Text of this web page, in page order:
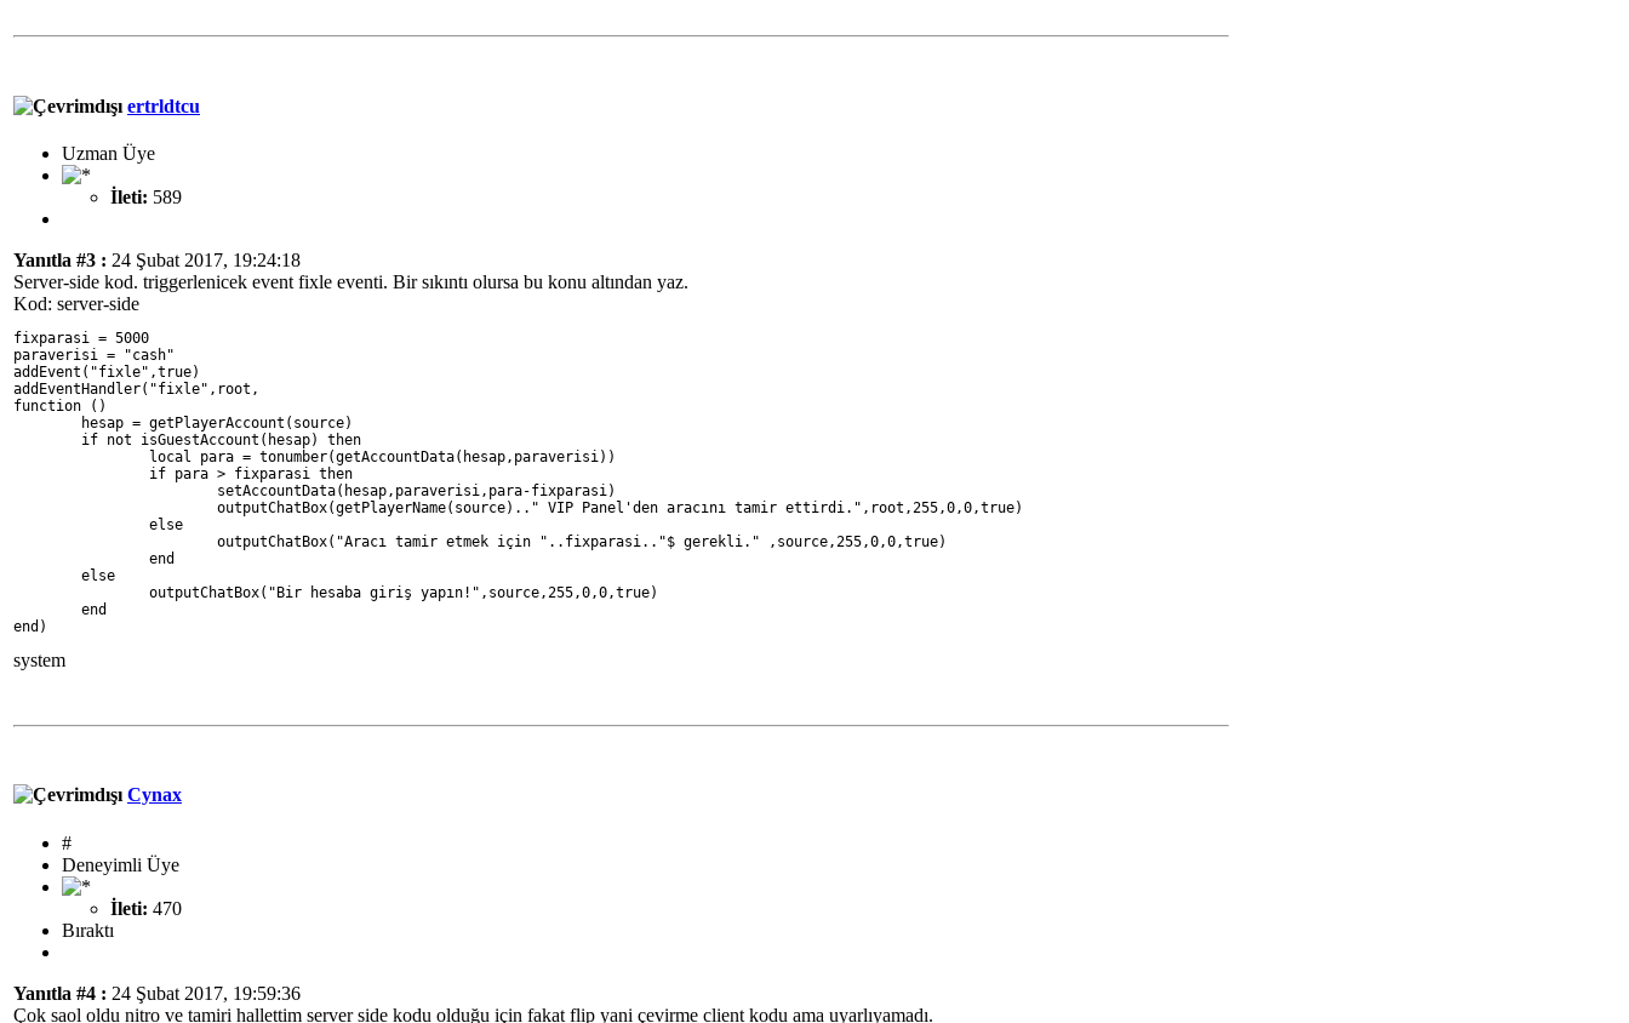
ertrldtcu
Uzman Üye
İleti: 589
Yanıtla #3 : 24 Şubat 2017, 19:24:18
Server-side kod. triggerlenicek event fixle eventi. Bir sıkıntı olursa bu konu altından yaz.
Kod: server-side
fixparasi = 5000
paraverisi = "cash"
addEvent("fixle",true)
addEventHandler("fixle",root,
function ()
	hesap = getPlayerAccount(source)
	if not isGuestAccount(hesap) then
		local para = tonumber(getAccountData(hesap,paraverisi))
		if para > fixparasi then
			setAccountData(hesap,paraverisi,para-fixparasi)
			outputChatBox(getPlayerName(source).." VIP Panel'den aracını tamir ettirdi.",root,255,0,0,true)
		else
			outputChatBox("Aracı tamir etmek için "..fixparasi.."$ gerekli." ,source,255,0,0,true)
		end
	else
		outputChatBox("Bir hesaba giriş yapın!",source,255,0,0,true)
	end
end)
system
Cynax
#
Deneyimli Üye
İleti: 470
Bıraktı
Yanıtla #4 : 24 Şubat 2017, 19:59:36
Çok saol oldu nitro ve tamiri hallettim server side kodu olduğu için fakat flip yani çevirme client kodu ama uyarlıyamadı.